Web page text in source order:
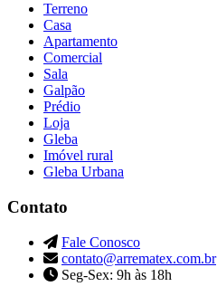
Terreno
Casa
Apartamento
Comercial
Sala
Galpão
Prédio
Loja
Gleba
Imóvel rural
Gleba Urbana
Contato
Fale Conosco
contato@arrematex.com.br
Seg-Sex: 9h às 18h